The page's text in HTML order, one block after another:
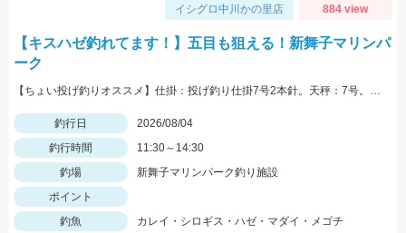
イシグロ中川かの里店 884 view
【キスハゼ釣れてます！】五目も狙える！新舞子マリンパ
ーク
【ちょい投げ釣りオススメ】仕掛：投げ釣り仕掛7号2本針。天秤：7号。エサ：石ゴカイorゴールドイソメ。誘い方：サビいて止めての繰り返し。
釣行日
2026/08/04
釣行時間
11:30～14:30
釣場
新舞子マリンパーク釣り施設
ポイント
釣魚
カレイ・シロギス・ハゼ・マダイ・メゴチ